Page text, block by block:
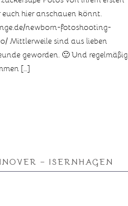
euch hier anschauen könnt.
newborn-fotoshooting-
Mittlerweile sind aus lieben
geworden. 🙂 Und regelmäßig
[…]
– ISERNHAGEN